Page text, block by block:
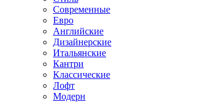
Современные
Евро
Английские
Дизайнерские
Итальянские
Кантри
Классические
Лофт
Модерн